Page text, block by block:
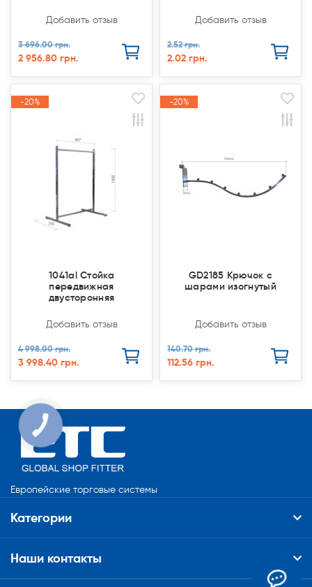
Добавить отзыв
3 696.00 грн.
2 956.80 грн.
Добавить отзыв
2.52 грн.
2.02 грн.
-20%
-20%
1041al Стойка
передвижная
двусторонняя
Добавить отзыв
4 998.00 грн.
3 998.40 грн.
-20%
-20%
GD2185 Крючок с
шарами изогнутый
Добавить отзыв
140.70 грн.
112.56 грн.
Европейские торговые системы
Категории
Наши контакты
КНОПКА
СВЯЗИ